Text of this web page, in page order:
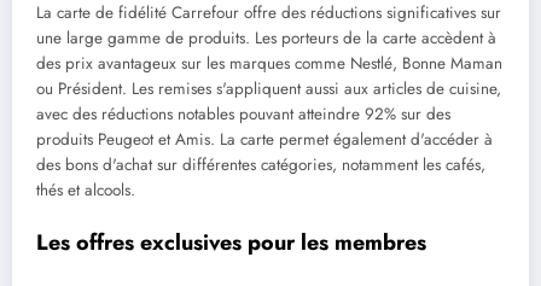
La carte de fidélité Carrefour offre des réductions significatives sur
une large gamme de produits. Les porteurs de la carte accèdent à
des prix avantageux sur les marques comme Nestlé, Bonne Maman
ou Président. Les remises s'appliquent aussi aux articles de cuisine,
avec des réductions notables pouvant atteindre 92% sur des
produits Peugeot et Amis. La carte permet également d'accéder à
des bons d'achat sur différentes catégories, notamment les cafés,
thés et alcools.
Les offres exclusives pour les membres